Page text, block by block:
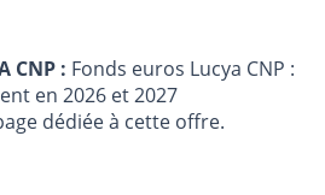
CNP : Fonds euros Lucya CNP :
en 2026 et 2027
dédiée à cette offre.